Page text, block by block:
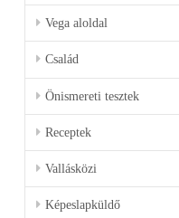
Vega aloldal
Család
Önismereti tesztek
Receptek
Vallásközi
Képeslapküldő